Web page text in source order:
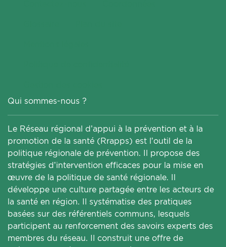
Qui sommes-nous ?
Le Réseau régional d’appui à la prévention et à la
promotion de la santé (Rrapps) est l’outil de la
politique régionale de prévention. Il propose des
stratégies d’intervention efficaces pour la mise en
œuvre de la politique de santé régionale. Il
développe une culture partagée entre les acteurs de
la santé en région. Il systématise des pratiques
basées sur des référentiels communs, lesquels
participent au renforcement des savoirs experts des
membres du réseau. Il construit une offre de